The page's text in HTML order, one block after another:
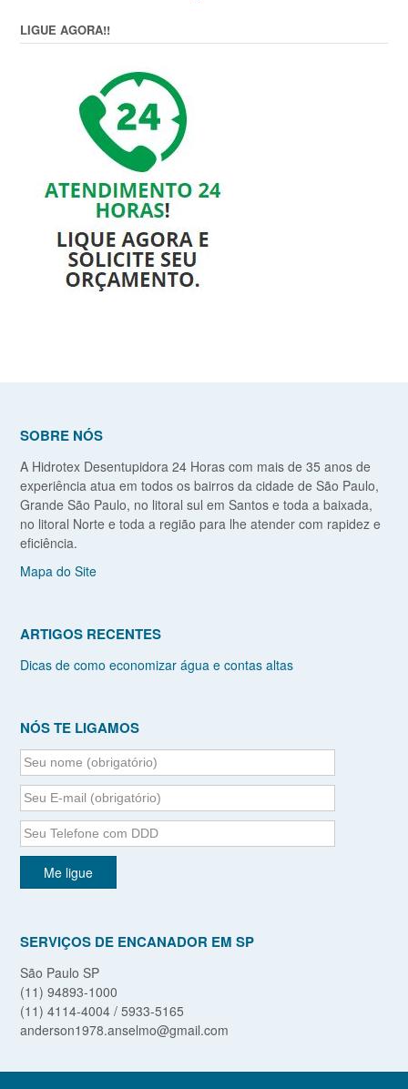
LIGUE AGORA!!
SOBRE NÓS
A Hidrotex Desentupidora 24 Horas com mais de 35 anos de
experiência atua em todos os bairros da cidade de São Paulo,
Grande São Paulo, no litoral sul em Santos e toda a baixada,
no litoral Norte e toda a região para lhe atender com rapidez e
eficiência.
Mapa do Site
ARTIGOS RECENTES
Dicas de como economizar água e contas altas
NÓS TE LIGAMOS
SERVIÇOS DE ENCANADOR EM SP
São Paulo SP
(11) 94893-1000
(11) 4114-4004 / 5933-5165
anderson1978.anselmo@gmail.com